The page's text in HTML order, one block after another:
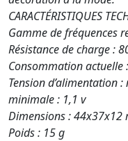
CARACTÉRISTIQUES
Gamme de fréquences
Résistance de charge :
Consommation actuelle
Tension d’alimentation
minimale : 1,1 v
Dimensions : 44x37x12
Poids : 15 g